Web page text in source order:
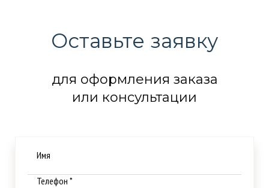
Оставьте заявку
для оформления заказа
или консультации
Имя
Телефон *